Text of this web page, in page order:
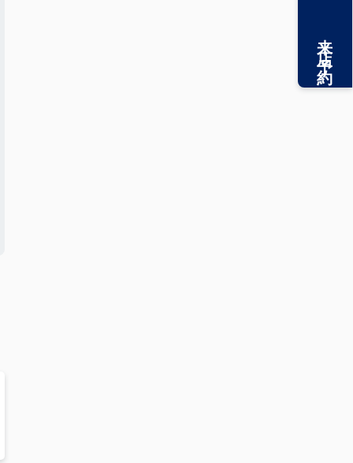
来店予約